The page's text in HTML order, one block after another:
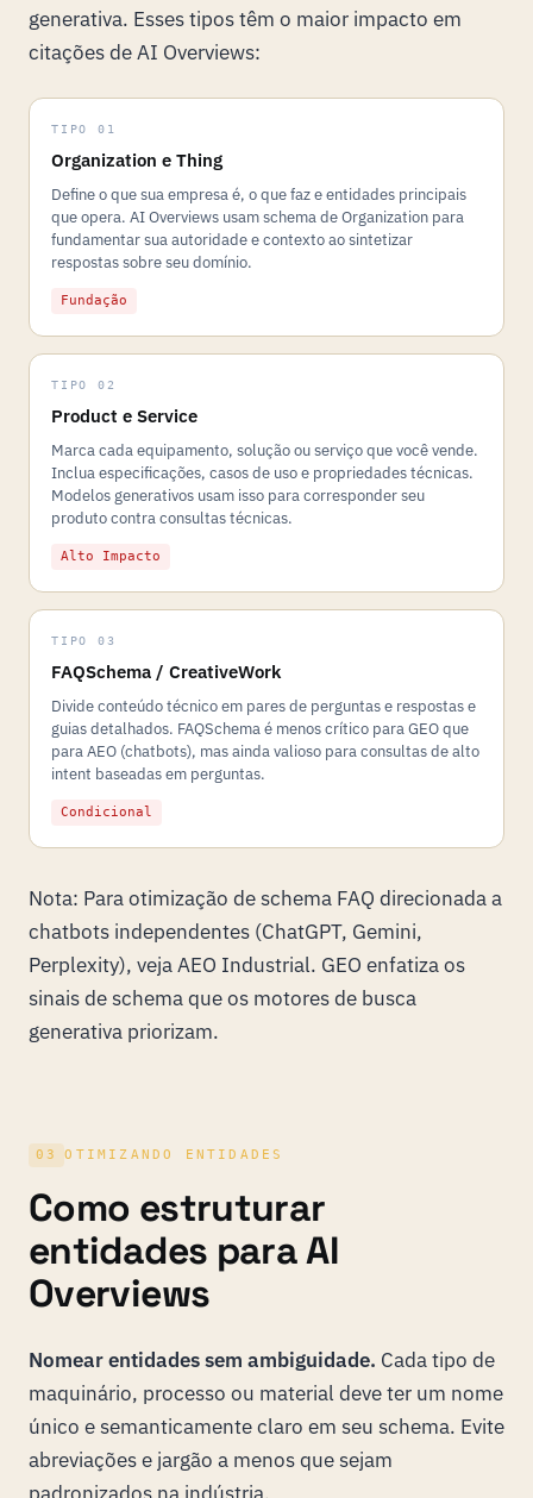
generativa. Esses tipos têm o maior impacto em
citações de AI Overviews:
TIPO 01
Organization e Thing
Define o que sua empresa é, o que faz e entidades principais
que opera. AI Overviews usam schema de Organization para
fundamentar sua autoridade e contexto ao sintetizar
respostas sobre seu domínio.
Fundação
TIPO 02
Product e Service
Marca cada equipamento, solução ou serviço que você vende.
Inclua especificações, casos de uso e propriedades técnicas.
Modelos generativos usam isso para corresponder seu
produto contra consultas técnicas.
Alto Impacto
TIPO 03
FAQSchema / CreativeWork
Divide conteúdo técnico em pares de perguntas e respostas e
guias detalhados. FAQSchema é menos crítico para GEO que
para AEO (chatbots), mas ainda valioso para consultas de alto
intent baseadas em perguntas.
Condicional
Nota: Para otimização de schema FAQ direcionada a
chatbots independentes (ChatGPT, Gemini,
Perplexity), vejaAEO Industrial. GEO enfatiza os
sinais de schema que os motores de busca
generativa priorizam.
03 OTIMIZANDO ENTIDADES
Como estruturar
entidades para AI
Overviews
Nomear entidades sem ambiguidade. Cada tipo de
maquinário, processo ou material deve ter um nome
único e semanticamente claro em seu schema. Evite
abreviações e jargão a menos que sejam